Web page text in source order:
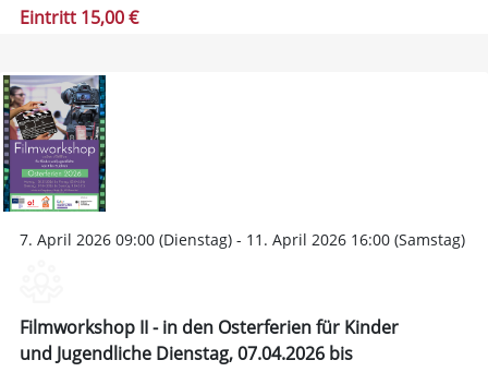
Eintritt 15,00 €
7. April 2026 09:00 (Dienstag) - 11. April 2026 16:00 (Samstag)
Filmworkshop II - in den Osterferien für Kinder
und Jugendliche Dienstag, 07.04.2026 bis